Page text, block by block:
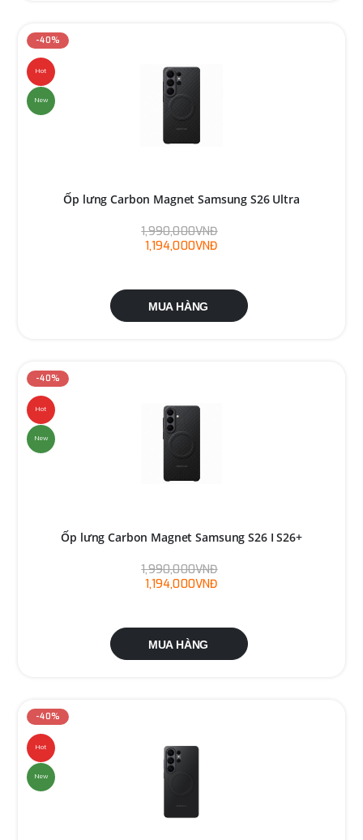
-40%
Hot
New
Ốp lưng Carbon Magnet Samsung S26 Ultra
1,990,000VNĐ
1,194,000VNĐ
MUA HÀNG
-40%
Hot
New
Ốp lưng Carbon Magnet Samsung S26 I S26+
1,990,000VNĐ
1,194,000VNĐ
MUA HÀNG
-40%
Hot
New